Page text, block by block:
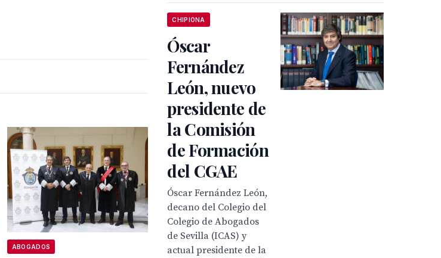
ABOGADOS
CHIPIONA
Óscar
Fernández
León, nuevo
presidente de
la Comisión
de Formación
del CGAE
Óscar Fernández León,
decano del Colegio del
Colegio de Abogados
de Sevilla (ICAS) y
actual presidente de la